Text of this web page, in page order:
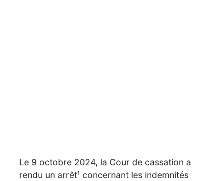
Le 9 octobre 2024, la Cour de cassation a
rendu un arrêt¹ concernant les indemnités